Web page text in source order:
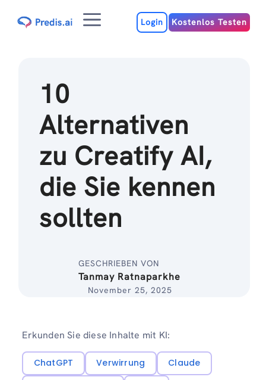
Inhalt
MenuLogin Kostenlos Testen
10
Alternativen
zu Creatify AI,
die Sie kennen
sollten
GESCHRIEBEN VON
Tanmay Ratnaparkhe
November 25, 2025
Erkunden Sie diese Inhalte mit KI:
ChatGPT Verwirrung
Claude